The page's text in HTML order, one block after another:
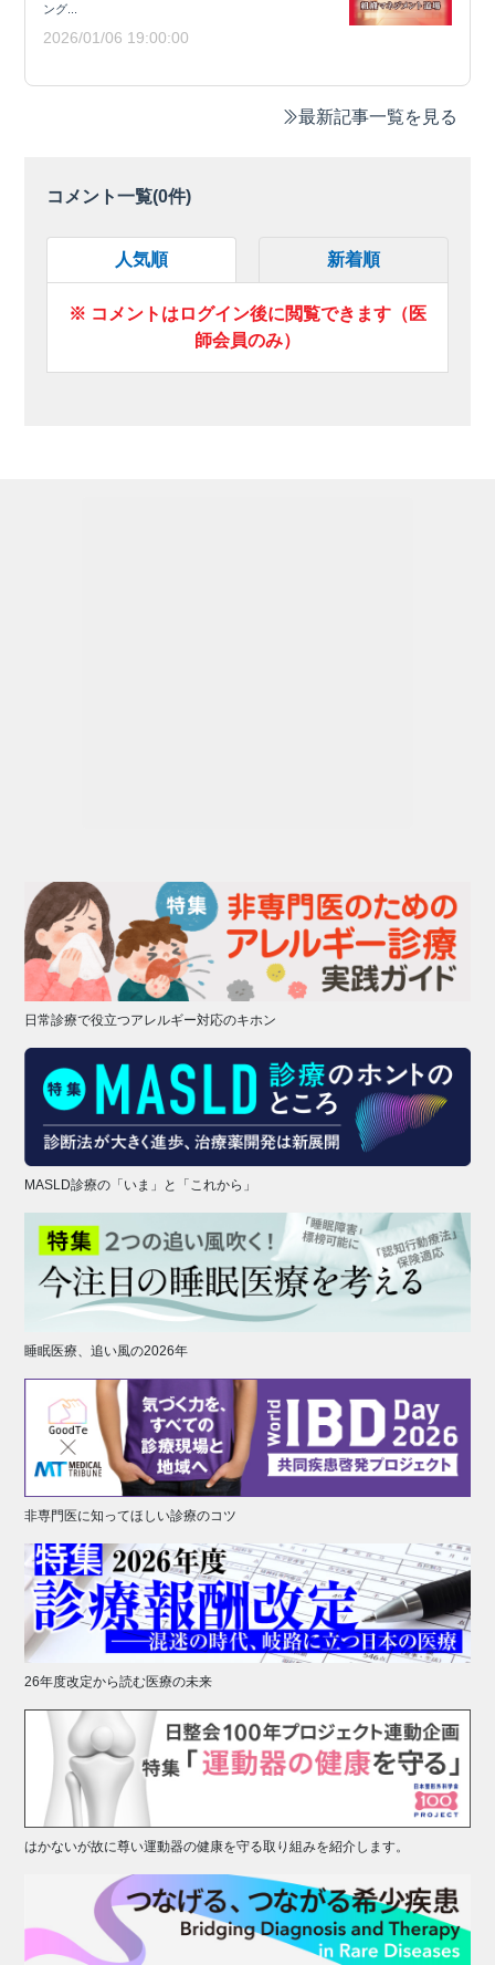
ング...
2026/01/06 19:00:00
最新記事一覧を見る
コメント一覧(0件)
人気順 新着順
※ コメントはログイン後に閲覧できます（医
師会員のみ）
日常診療で役立つアレルギー対応のキホン
MASLD診療の「いま」と「これから」
睡眠医療、追い風の2026年
非専門医に知ってほしい診療のコツ
26年度改定から読む医療の未来
はかないが故に尊い運動器の健康を守る取り組みを紹介します。